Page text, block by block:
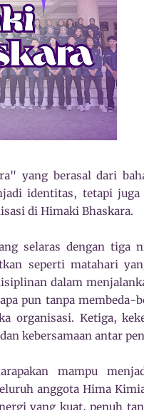
yang berasal dari
identitas, tetapi juga
di Himaki Bhaskara.
selaras dengan tiga
seperti matahari
dalam
pun tanpa membeda-
organisasi. Ketiga,
kebersamaan antar
mampu
anggota Hima
yang kuat, penuh